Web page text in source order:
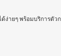
ง่ายๆ พร้อมบริการตัว